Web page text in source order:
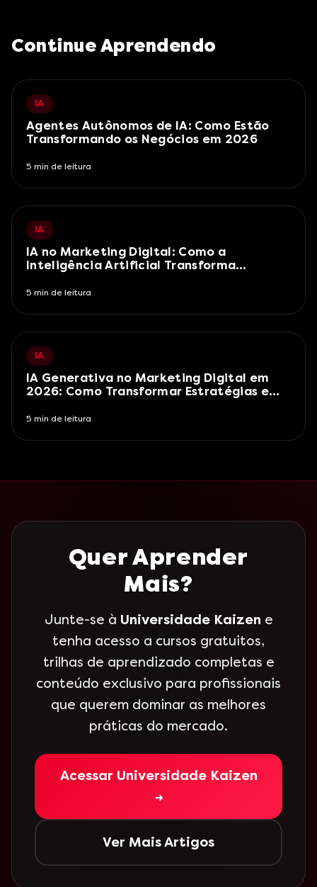
Continue Aprendendo
IA
Agentes Autônomos de IA: Como Estão
Transformando os Negócios em 2026
5 min de leitura
IA
IA no Marketing Digital: Como a
Inteligência Artificial Transforma
5 min de leitura
IA
IA Generativa no Marketing Digital em
2026: Como Transformar Estratégias e
5 min de leitura
Quer Aprender
Mais?
Junte-se à Universidade Kaizen e
tenha acesso a cursos gratuitos,
trilhas de aprendizado completas e
conteúdo exclusivo para profissionais
que querem dominar as melhores
práticas do mercado.
Acessar Universidade Kaizen
→
Ver Mais Artigos